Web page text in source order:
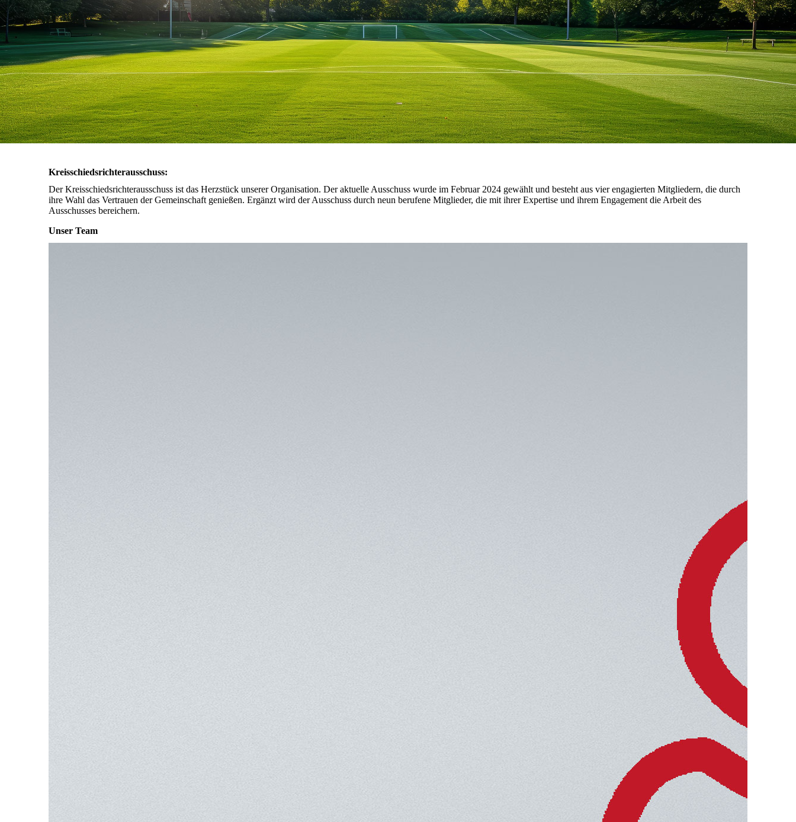
Kreisschiedsrichterausschuss:
Der Kreisschiedsrichterausschuss ist das Herzstück unserer Organisation. Der aktuelle Ausschuss wurde im Februar 2024 gewählt und besteht aus vier engagierten Mitgliedern, die durch
ihre Wahl das Vertrauen der Gemeinschaft genießen. Ergänzt wird der Ausschuss durch neun berufene Mitglieder, die mit ihrer Expertise und ihrem Engagement die Arbeit des
Ausschusses bereichern.
Unser Team